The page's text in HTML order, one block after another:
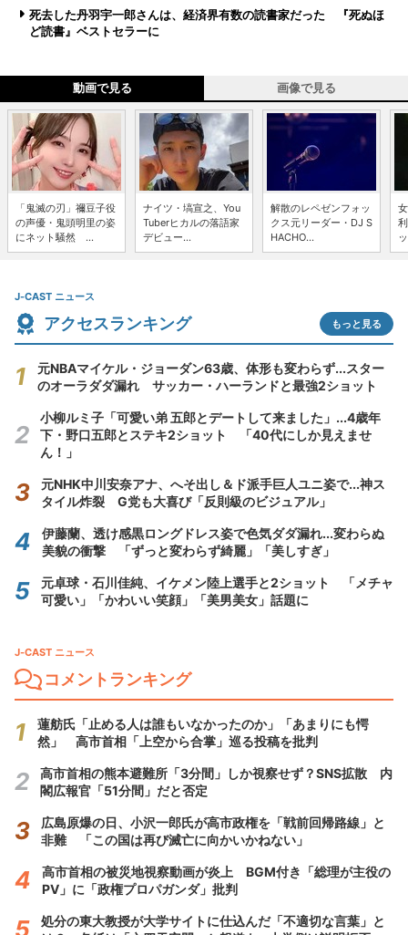
死去した丹羽宇一郎さんは、経済界有数の読書家だった 『死ぬほ
ど読書』ベストセラーに
動画で見る 画像で見る
「鬼滅の刃」禰豆子役
の声優・鬼頭明里の姿
にネット騒然 ...
ナイツ・塙宣之、You
Tuberヒカルの落語家
デビュー...
解散のレペゼンフォッ
クス元リーダー・DJ S
HACHO...
J-CAST ニュース
アクセスランキング もっと見る
元NBAマイケル・ジョーダン63歳、体形も変わらず...スター
のオーラダダ漏れ サッカー・ハーランドと最強2ショット
小柳ルミ子「可愛い弟 五郎とデートして来ました」...4歳年
下・野口五郎とステキ2ショット 「40代にしか見えませ
ん！」
元NHK中川安奈アナ、へそ出し＆ド派手巨人ユニ姿で...神ス
タイル炸裂 G党も大喜び「反則級のビジュアル」
伊藤蘭、透け感黒ロングドレス姿で色気ダダ漏れ...変わらぬ
美貌の衝撃 「ずっと変わらず綺麗」「美しすぎ」
元卓球・石川佳純、イケメン陸上選手と2ショット 「メチャ
可愛い」「かわいい笑顔」「美男美女」話題に
J-CAST ニュース
コメントランキング
蓮舫氏「止める人は誰もいなかったのか」「あまりにも愕
然」 高市首相「上空から合掌」巡る投稿を批判
高市首相の熊本避難所「3分間」しか視察せず？SNS拡散 内
閣広報官「51分間」だと否定
広島原爆の日、小沢一郎氏が高市政権を「戦前回帰路線」と
非難 「この国は再び滅亡に向かいかねない」
高市首相の被災地視察動画が炎上 BGM付き「総理が主役の
PV」に「政権プロパガンダ」批判
処分の東大教授が大学サイトに仕込んだ「不適切な言葉」と